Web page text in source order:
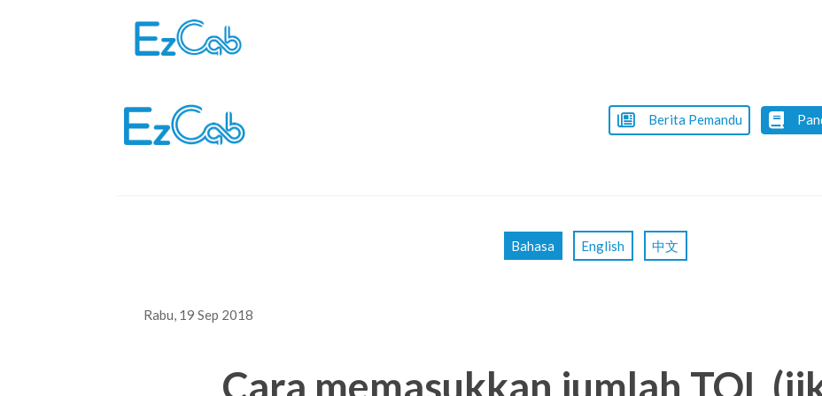
Berita Pemandu
Bahasa English 中文
Rabu, 19 Sep 2018